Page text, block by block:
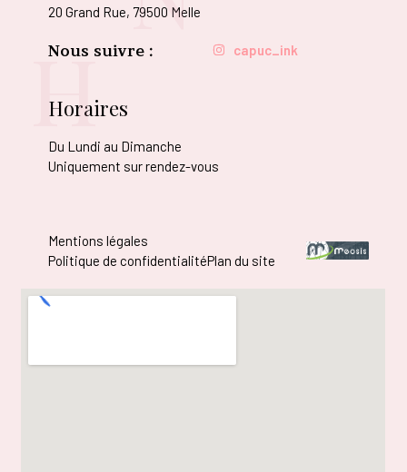
20 Grand Rue, 79500 Melle
Nous suivre : capuc_ink
Horaires
Du Lundi au Dimanche
Uniquement sur rendez-vous
H
Mentions légales
Politique de confidentialitéPlan du site